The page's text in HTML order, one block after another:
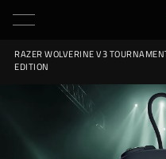
RAZER WOLVERINE V3 TOURNAMENT
EDITION